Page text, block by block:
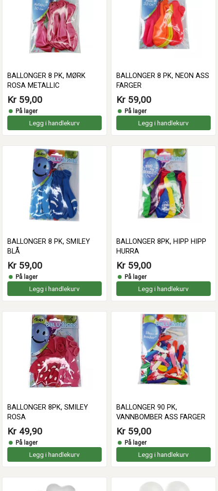
BALLONGER 8 PK, MØRK
ROSA METALLIC
Kr 59,00
På lager
Legg i handlekurv
BALLONGER 8 PK, NEON ASS
FARGER
Kr 59,00
På lager
Legg i handlekurv
BALLONGER 8 PK, SMILEY
BLÅ
Kr 59,00
På lager
Legg i handlekurv
BALLONGER 8PK, HIPP HIPP
HURRA
Kr 59,00
På lager
Legg i handlekurv
BALLONGER 8PK, SMILEY
ROSA
Kr 49,90
På lager
Legg i handlekurv
BALLONGER 90 PK,
VANNBOMBER ASS FARGER
Kr 59,00
På lager
Legg i handlekurv